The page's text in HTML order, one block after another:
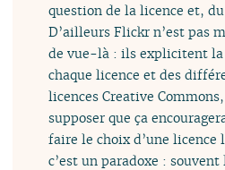
question de la licence et,
D’ailleurs Flickr n’est pas
de vue-là : ils explicitent
chaque licence et des
licences Creative
supposer que ça
faire le choix d’une
c’est un paradoxe :